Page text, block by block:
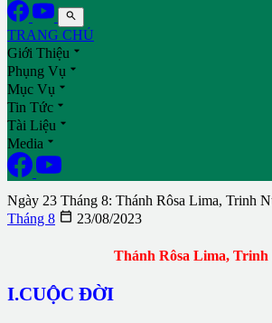

TRANG CHỦ
Giới Thiệu 
Phụng Vụ 
Mục Vụ 
Tin Tức 
Tài Liệu 
Media 
Ngày 23 Tháng 8: Thánh Rôsa Lima, Trinh
Tháng 8  23/08/2023
Thánh Rôsa Lima, Trinh
I.CUỘC ĐỜI